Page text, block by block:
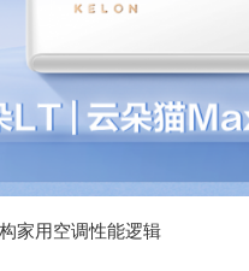
家用空调性能逻辑